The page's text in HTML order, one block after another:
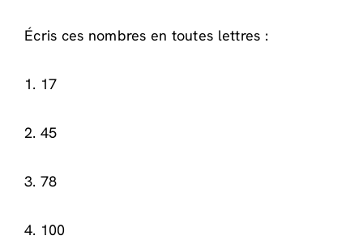
Écris ces nombres en toutes lettres :
1. 17
2. 45
3. 78
4. 100